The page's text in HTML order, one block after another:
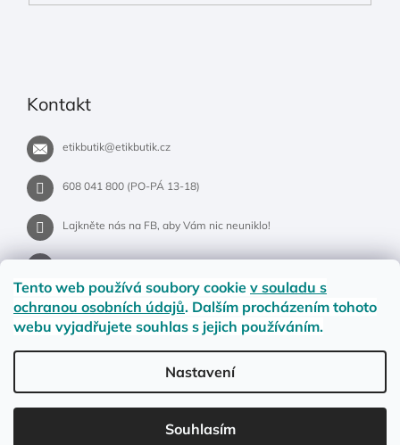
Tento web používá soubory cookie v souladu s
ochranou osobních údajů. Dalším procházením tohoto
webu vyjadřujete souhlas s jejich používáním.
Nastavení
Souhlasím
LETNÍ DOPRAVA ZDARMA pro objednávky nad 900,- na pobočky
Kontakt
etikbutik@etikbutik.cz
608 041 800 (PO-PÁ 13-18)
Lajkněte nás na FB, aby Vám nic neuniklo!
Jak na vrácení nebo reklamaci?
Obchodní podmínky Ochrana osobních údajů